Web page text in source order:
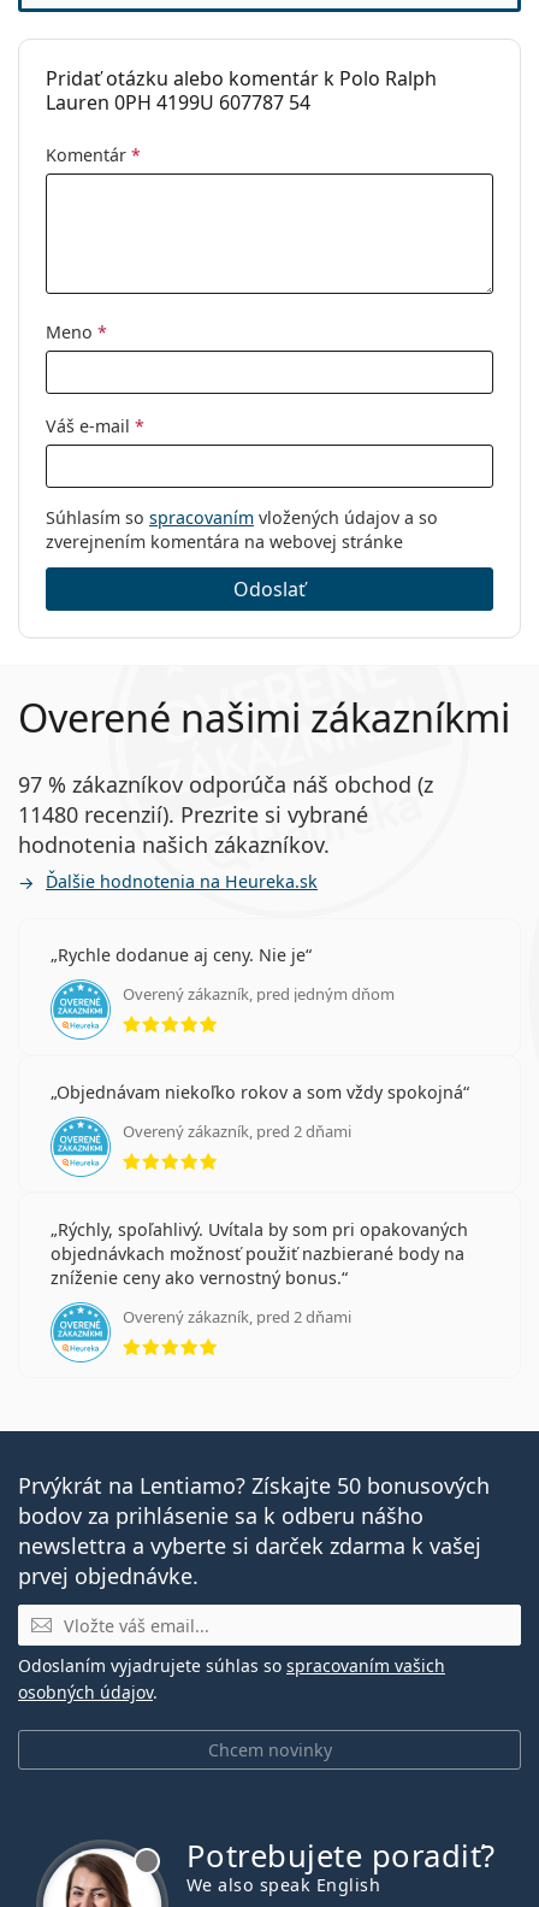
Pridať otázku alebo komentár k Polo Ralph
Lauren 0PH 4199U 607787 54
Komentár *
Meno *
Váš e-mail *
Súhlasím so spracovaním vložených údajov a so
zverejnením komentára na webovej stránke
Odoslať
Overené našimi zákazníkmi
97 % zákazníkov odporúča náš obchod (z
11480 recenzií). Prezrite si vybrané
hodnotenia našich zákazníkov.
Ďalšie hodnotenia na Heureka.sk
Rychle dodanue aj ceny. Nie je
Overený zákazník, pred jedným dňom
hodnotenie 5 z 5
Objednávam niekoľko rokov a som vždy spokojná
Overený zákazník, pred 2 dňami
hodnotenie 5 z 5
Rýchly, spoľahlivý. Uvítala by som pri opakovaných
objednávkach možnosť použiť nazbierané body na
zníženie ceny ako vernostný bonus.
Overený zákazník, pred 2 dňami
hodnotenie 5 z 5
Prvýkrát na Lentiamo? Získajte 50 bonusových
bodov za prihlásenie sa k odberu nášho
newslettra a vyberte si darček zdarma k vašej
prvej objednávke.
E-mail
Chcem novinky
Odoslaním vyjadrujete súhlas so spracovaním vašich
osobných údajov.
Potrebujete poradiť?
We also speak English